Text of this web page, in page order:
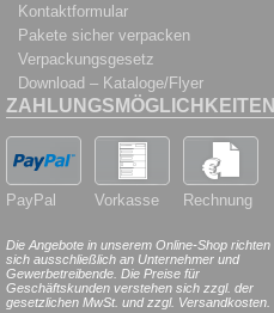
Kontaktformular
Pakete sicher verpacken
Verpackungsgesetz
Download – Kataloge/Flyer
ZAHLUNGSMÖGLICHKEITEN
PayPal Vorkasse Rechnung
Die Angebote in unserem Online-Shop richten
sich ausschließlich an Unternehmer und
Gewerbetreibende. Die Preise für
Geschäftskunden verstehen sich zzgl. der
gesetzlichen MwSt. und zzgl. Versandkosten.